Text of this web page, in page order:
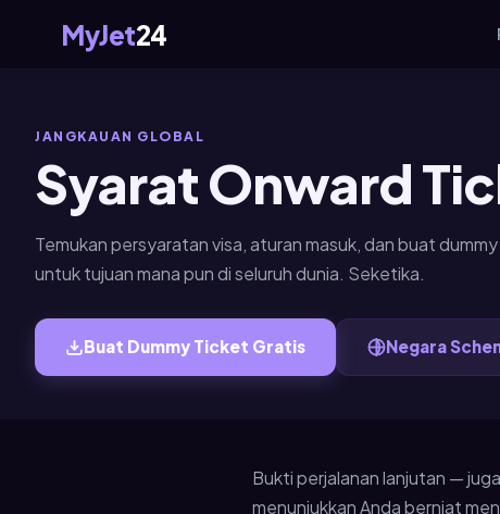
MyJet24
JANGKAUAN GLOBAL
Syarat Onward
Temukan persyaratan visa, aturan masuk, dan buat
untuk tujuan mana pun di seluruh dunia. Seketika.
Buat Dummy Ticket Gratis Negara
Bukti perjalanan lanjutan —
menunjukkan Anda berniat